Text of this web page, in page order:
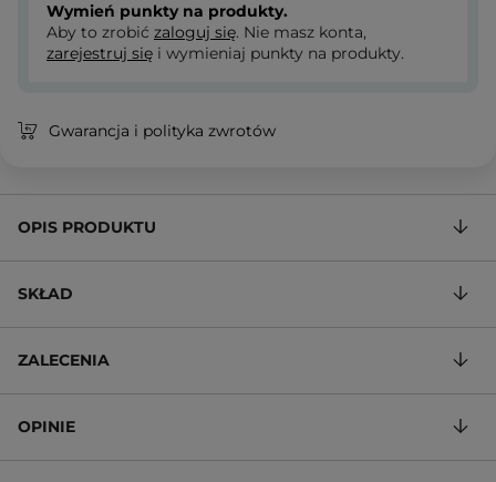
Wymień punkty na produkty.
Aby to zrobić zaloguj się. Nie masz konta,
zarejestruj się i wymieniaj punkty na produkty.
Gwarancja i polityka zwrotów
OPIS PRODUKTU
SKŁAD
ZALECENIA
OPINIE